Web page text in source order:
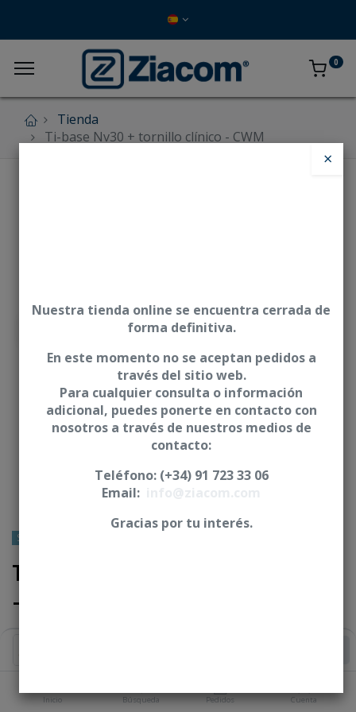
Inicio Búsqueda Pedidos Cuenta
0
Tienda
Ti-base Nv30 + tornillo clínico - CWM
SWEDEN&MARTINA® - Premium® Kohno®
Ti-base Nv30 + tornillo clínico
- CWM
×
Nuestra tienda online se encuentra cerrada de
forma definitiva.
En este momento no se aceptan pedidos a
través del sitio web.
Para cualquier consulta o información
adicional, puedes ponerte en contacto con
nosotros a través de nuestros medios de
contacto:
Teléfono: (+34) 91 723 33 06
Email:
Gracias por tu interés.